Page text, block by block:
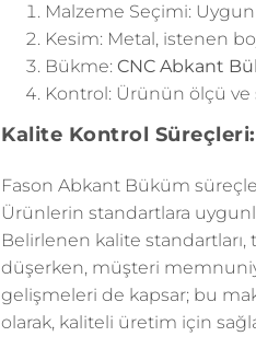
Malzeme Seçimi:
Kesim: Metal, istenen
Bükme: CNC Abkant
Kontrol: Ürünün ölçü
Kalite Kontrol
Fason Abkant Büküm
Ürünlerin standartlara
Belirlenen kalite standartları,
düşerken, müşteri
gelişmeleri de kapsar; bu
olarak, kaliteli üretim için